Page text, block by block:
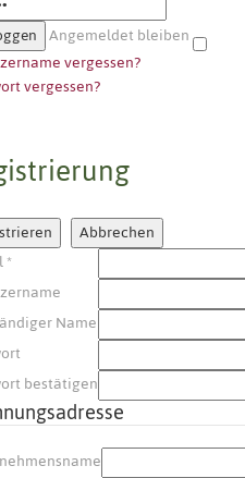
Angemeldet bleiben
vergessen?
vergessen?
Abbrechen
*
Name
bestätigen